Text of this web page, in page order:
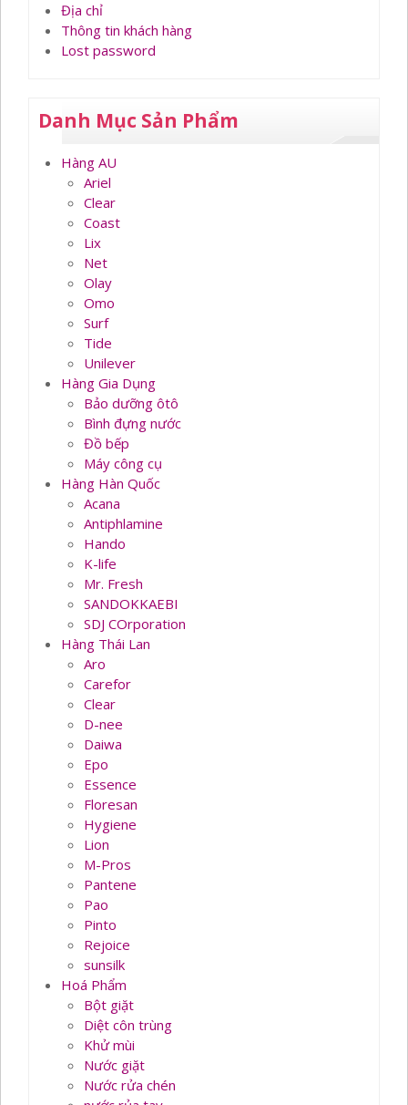
Địa chỉ
Thông tin khách hàng
Lost password
Danh Mục Sản Phẩm
Hàng AU
Ariel
Clear
Coast
Lix
Net
Olay
Omo
Surf
Tide
Unilever
Hàng Gia Dụng
Bảo dưỡng ôtô
Bình đựng nước
Đồ bếp
Máy công cụ
Hàng Hàn Quốc
Acana
Antiphlamine
Hando
K-life
Mr. Fresh
SANDOKKAEBI
SDJ COrporation
Hàng Thái Lan
Aro
Carefor
Clear
D-nee
Daiwa
Epo
Essence
Floresan
Hygiene
Lion
M-Pros
Pantene
Pao
Pinto
Rejoice
sunsilk
Hoá Phẩm
Bột giặt
Diệt côn trùng
Khử mùi
Nước giặt
Nước rửa chén